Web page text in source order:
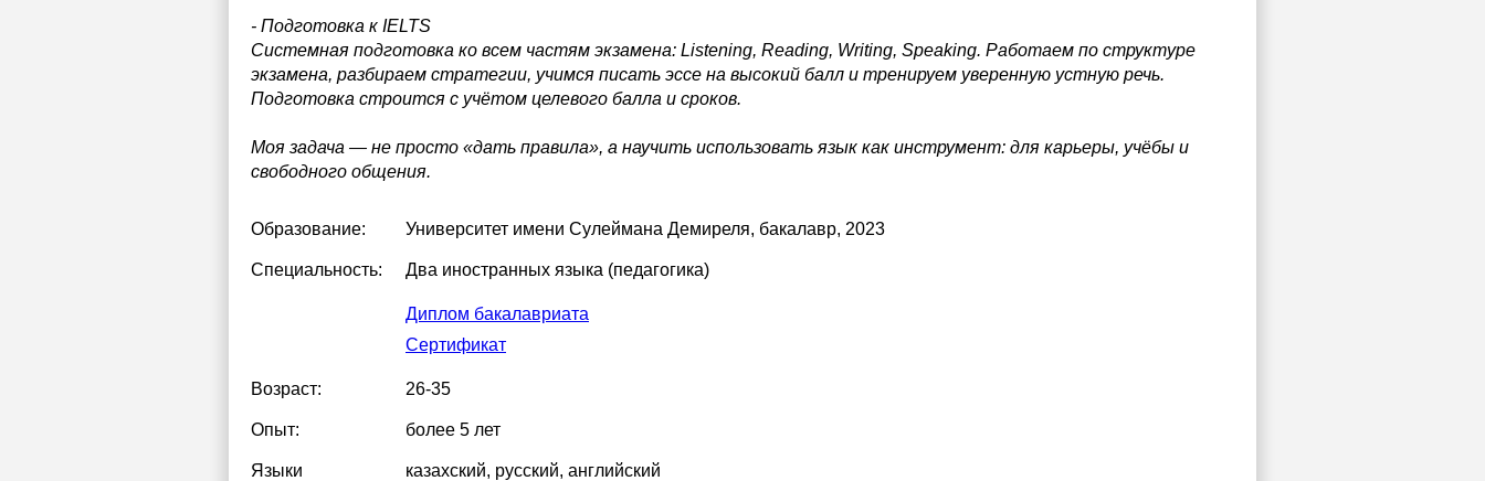
- Подготовка к IELTS
Системная подготовка ко всем частям экзамена: Listening, Reading, Writing, Speaking. Работаем по структуре
экзамена, разбираем стратегии, учимся писать эссе на высокий балл и тренируем уверенную устную речь.
Подготовка строится с учётом целевого балла и сроков.
Моя задача — не просто «дать правила», а научить использовать язык как инструмент: для карьеры, учёбы и
свободного общения.
Образование: Университет имени Сулеймана Демиреля, бакалавр, 2023
Специальность: Два иностранных языка (педагогика)
Диплом бакалавриата
Сертификат
Возраст: 26-35
Опыт: более 5 лет
Языки
казахский, русский, английский